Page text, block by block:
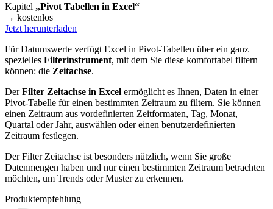
Kapitel „Pivot Tabellen in Excel“
→ kostenlos
Jetzt herunterladen
Für Datumswerte verfügt Excel in Pivot-Tabellen über ein ganz
spezielles Filterinstrument, mit dem Sie diese komfortabel filtern
können: die Zeitachse.
DerFilter Zeitachse in Excel ermöglicht es Ihnen, Daten in einer
Pivot-Tabelle für einen bestimmten Zeitraum zu filtern. Sie können
einen Zeitraum aus vordefinierten Zeitformaten, Tag, Monat,
Quartal oder Jahr, auswählen oder einen benutzerdefinierten
Zeitraum festlegen.
Der Filter Zeitachse ist besonders nützlich, wenn Sie große
Datenmengen haben und nur einen bestimmten Zeitraum betrachten
möchten, um Trends oder Muster zu erkennen.
Produktempfehlung